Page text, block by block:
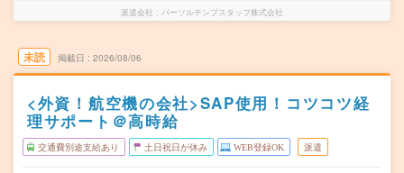
派遣会社 パーソルテンプスタッフ株式会社
未読 掲載日 2026/08/06
<外資！航空機の会社>SAP使用！コツコツ経
理サポート＠高時給
交通費別途支給あり 土日祝日が休み WEB登録OK 派遣